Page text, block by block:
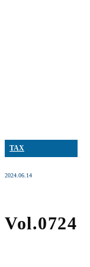
TAX
2024.06.14
Vol.0724